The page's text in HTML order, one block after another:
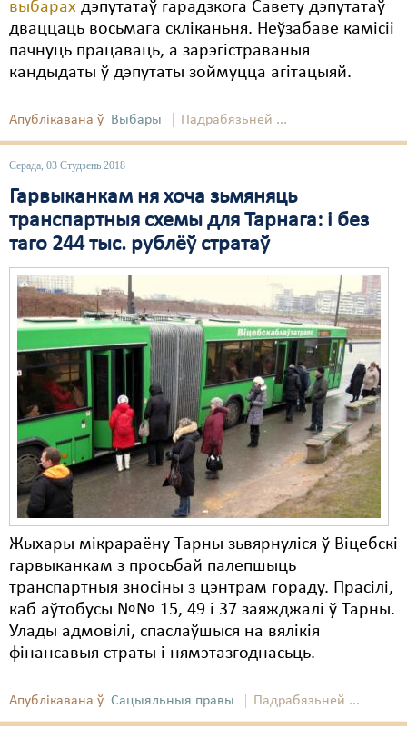
выбарах дэпутатаў гарадзкога Савету дэпутатаў
дваццаць восьмага скліканьня. Неўзабаве камісіі
пачнуць працаваць, а зарэгістраваныя
кандыдаты ў дэпутаты зоймуцца агітацыяй.
Апублікавана ў Выбары Падрабязьней ...
Серада, 03 Студзень 2018
Гарвыканкам ня хоча зьмяняць
транспартныя схемы для Тарнага: і без
таго 244 тыс. рублёў стратаў
Жыхары мікрараёну Тарны зьвярнуліся ў Віцебскі
гарвыканкам з просьбай палепшыць
транспартныя зносіны з цэнтрам гораду. Прасілі,
каб аўтобусы №№ 15, 49 і 37 заяжджалі ў Тарны.
Улады адмовілі, спаслаўшыся на вялікія
фінансавыя страты і нямэтазгоднасьць.
Апублікавана ў Сацыяльныя правы Падрабязьней ...